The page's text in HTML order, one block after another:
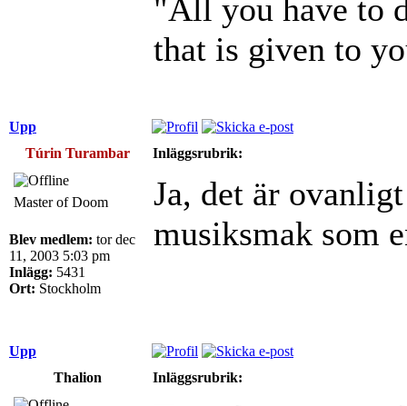
"All you have to
that is given to
Upp
Túrin Turambar
Inläggsrubrik:
Master of Doom
Blev medlem: tor dec
11, 2003 5:03 pm
Inlägg: 5431
Ort: Stockholm
Ja, det är
musiksmak som
Upp
Thalion
Inläggsrubrik: